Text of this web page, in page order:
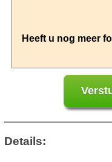
Details: